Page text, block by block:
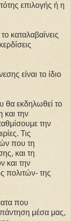
επιλογής ή η
καταλαβαίνεις
είναι το ίδιο
θα εκδηλωθεί το
και την
την
Τις
που τη
και τη
και την
πολιτών- της
που
μέσα μας,